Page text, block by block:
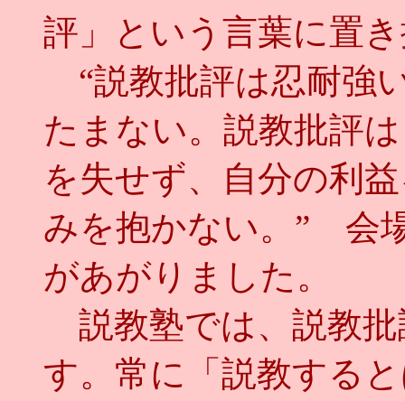
評」という言葉に置
“説教批評は忍耐強
たまない。説教批評
を失せず、自分の利
みを抱かない。” 会
があがりました。
説教塾では、説教批
す。常に「説教する